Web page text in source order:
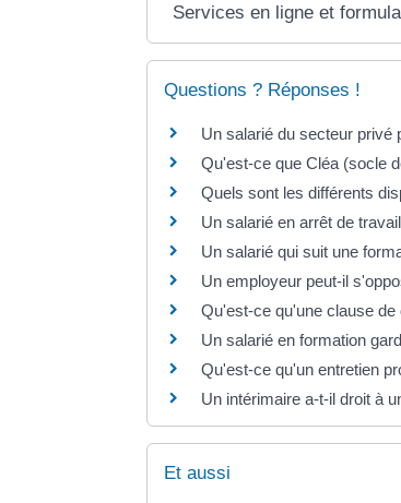
Services en ligne et
Questions ? Réponses !
Un salarié du secteur privé
Qu'est-ce que Cléa (socle
Quels sont les différents
Un salarié en arrêt de
Un salarié qui suit une
Un employeur peut-il
Qu'est-ce qu'une clause de
Un salarié en formation
Qu'est-ce qu'un entretien
Un intérimaire a-t-il droit à
Et aussi